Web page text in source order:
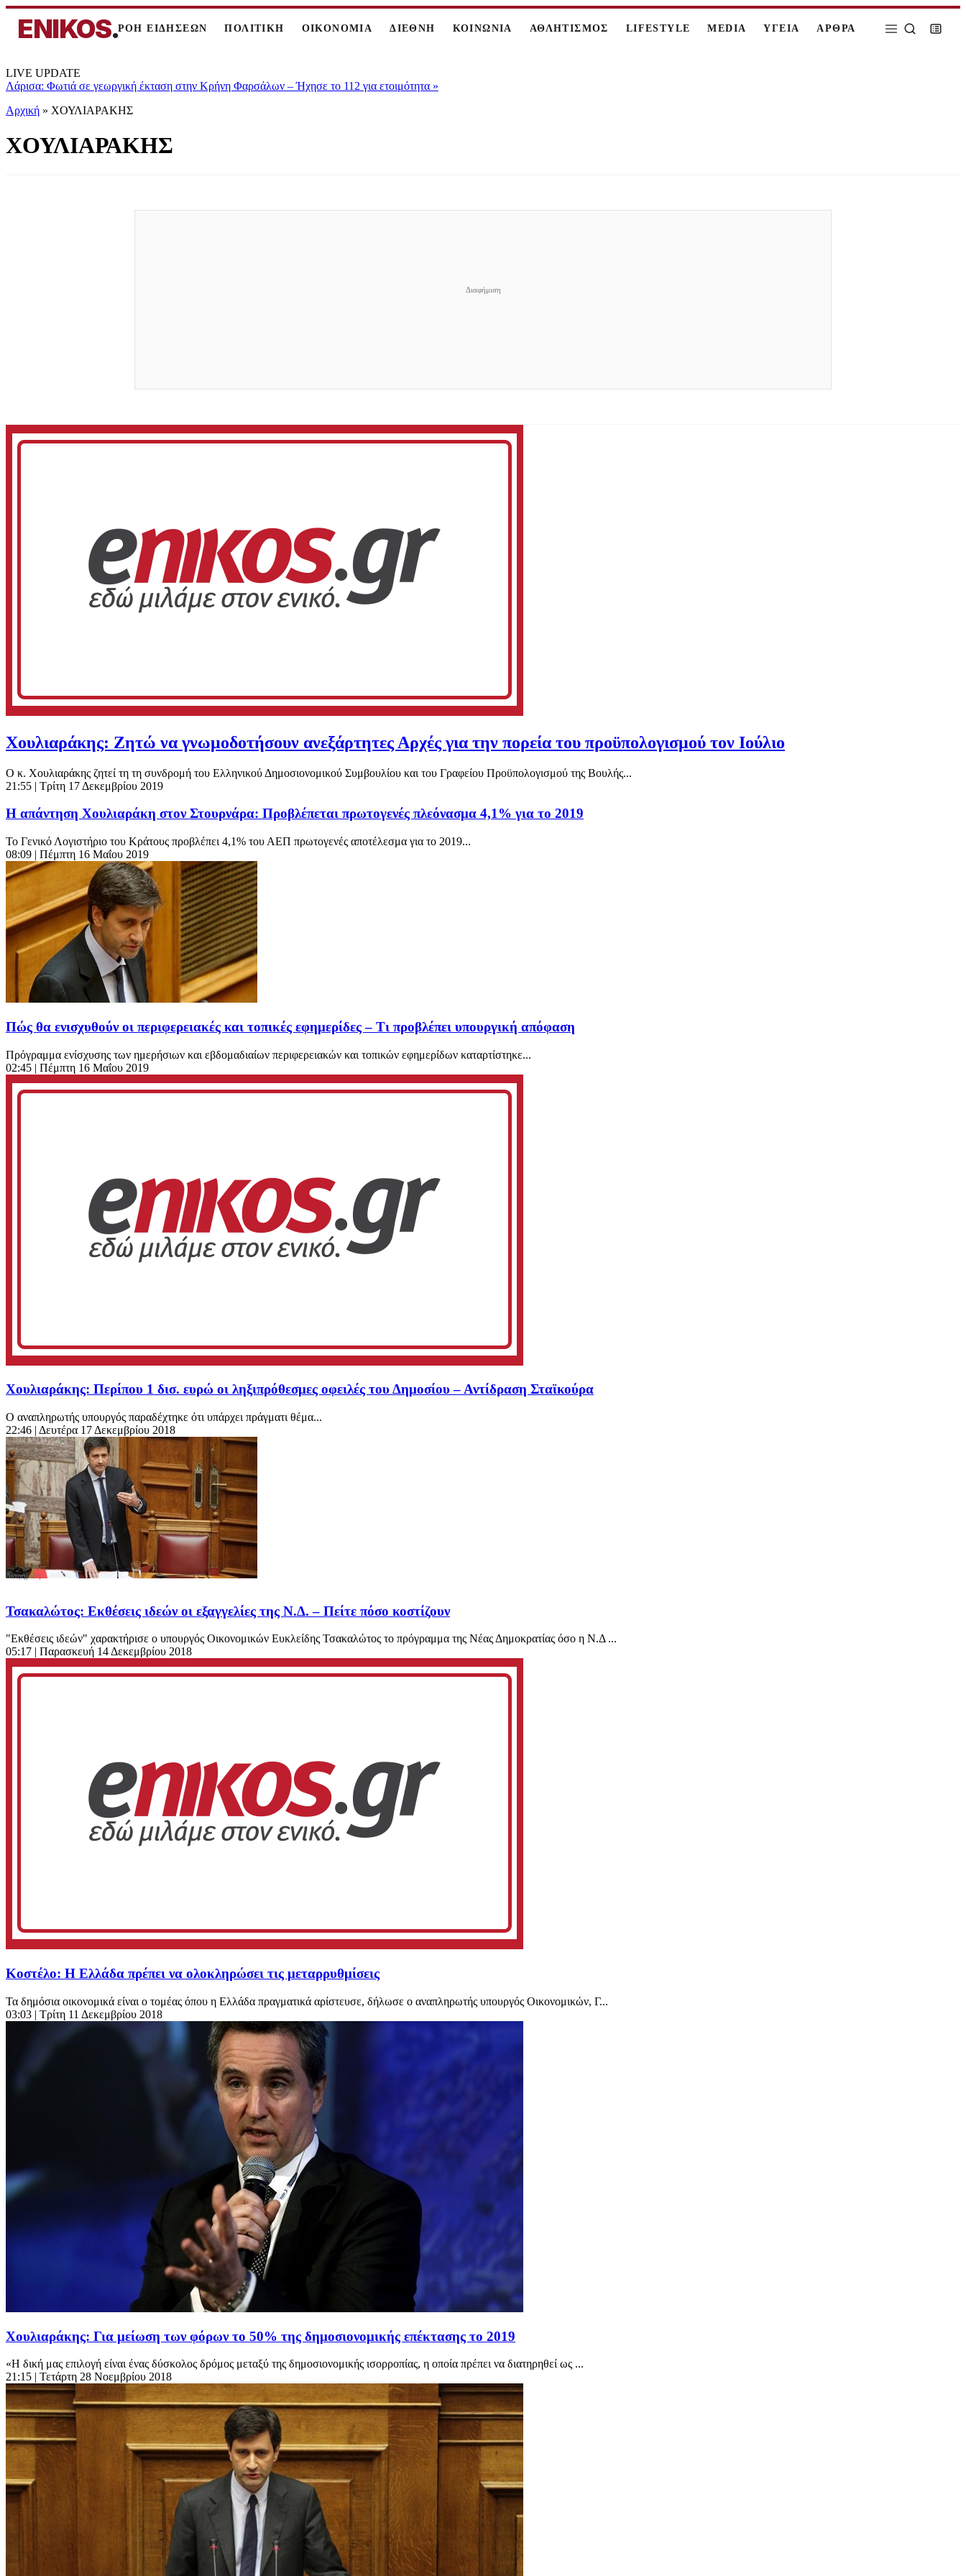
ENIKOS.ΡΟΗ ΕΙΔΗΣΕΩΝ ΠΟΛΙΤΙΚΗ ΟΙΚΟΝΟΜΙΑ ΔΙΕΘΝΗ ΚΟΙΝΩΝΙΑ ΑΘΛΗΤΙΣΜΟΣ LIFESTYLE MEDIA ΥΓΕΙΑ ΑΡΘΡΑ
LIVE UPDATE
Λάρισα: Φωτιά σε γεωργική έκταση στην Κρήνη Φαρσάλων – Ήχησε το 112 για ετοιμότητα »
Αρχική » ΧΟΥΛΙΑΡΑΚΗΣ
ΧΟΥΛΙΑΡΑΚΗΣ
Χουλιαράκης: Ζητώ να γνωμοδοτήσουν ανεξάρτητες Αρχές για την πορεία του προϋπολογισμού τον Ιούλιο
Ο κ. Χουλιαράκης ζητεί τη τη συνδρομή του Ελληνικού Δημοσιονομικού Συμβουλίου και του Γραφείου Προϋπολογισμού της Βουλής...
21:55 | Τρίτη 17 Δεκεμβρίου 2019
Η απάντηση Χουλιαράκη στον Στουρνάρα: Προβλέπεται πρωτογενές πλεόνασμα 4,1% για το 2019
Το Γενικό Λογιστήριο του Κράτους προβλέπει 4,1% του ΑΕΠ πρωτογενές αποτέλεσμα για το 2019...
08:09 | Πέμπτη 16 Μαΐου 2019
Πώς θα ενισχυθούν οι περιφερειακές και τοπικές εφημερίδες – Τι προβλέπει υπουργική απόφαση
Πρόγραμμα ενίσχυσης των ημερήσιων και εβδομαδιαίων περιφερειακών και τοπικών εφημερίδων καταρτίστηκε...
02:45 | Πέμπτη 16 Μαΐου 2019
Χουλιαράκης: Περίπου 1 δισ. ευρώ οι ληξιπρόθεσμες οφειλές του Δημοσίου – Αντίδραση Σταϊκούρα
Ο αναπληρωτής υπουργός παραδέχτηκε ότι υπάρχει πράγματι θέμα...
22:46 | Δευτέρα 17 Δεκεμβρίου 2018
Τσακαλώτος: Εκθέσεις ιδεών οι εξαγγελίες της Ν.Δ. – Πείτε πόσο κοστίζουν
"Εκθέσεις ιδεών" χαρακτήρισε ο υπουργός Οικονομικών Ευκλείδης Τσακαλώτος το πρόγραμμα της Νέας Δημοκρατίας όσο η Ν.Δ ...
05:17 | Παρασκευή 14 Δεκεμβρίου 2018
Κοστέλο: Η Ελλάδα πρέπει να ολοκληρώσει τις μεταρρυθμίσεις
Τα δημόσια οικονομικά είναι ο τομέας όπου η Ελλάδα πραγματικά αρίστευσε, δήλωσε ο αναπληρωτής υπουργός Οικονομικών, Γ...
03:03 | Τρίτη 11 Δεκεμβρίου 2018
Χουλιαράκης: Για μείωση των φόρων το 50% της δημοσιονομικής επέκτασης το 2019
«Η δική μας επιλογή είναι ένας δύσκολος δρόμος μεταξύ της δημοσιονομικής ισορροπίας, η οποία πρέπει να διατηρηθεί ως ...
21:15 | Τετάρτη 28 Νοεμβρίου 2018